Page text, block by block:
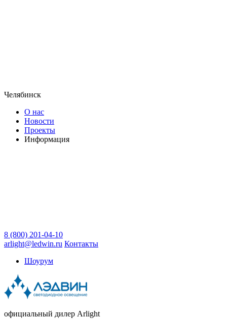
Челябинск
О нас
Новости
Проекты
Информация
8 (800) 201-04-10
arlight@ledwin.ru Контакты
Шоурум
официальный дилер Arlight